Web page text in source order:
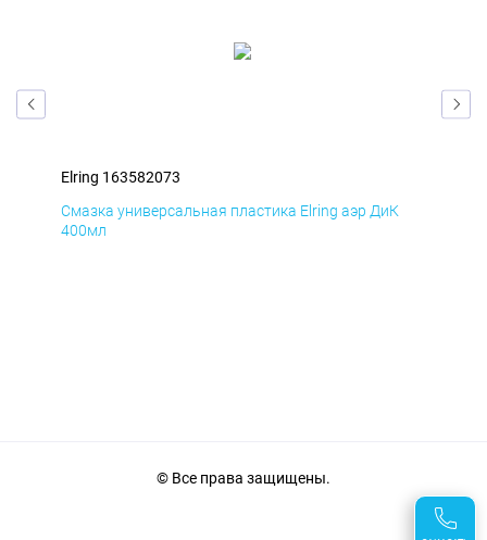
Elring 163582073
Смазка универсальная пластика Elring аэр ДиК
400мл
© Все права защищены.